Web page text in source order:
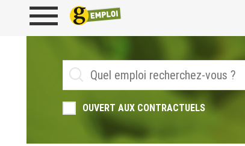
OUVERT AUX CONTRACTUELS